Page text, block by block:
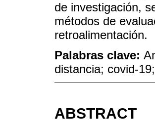
de investigación,
métodos de
retroalimentación.
Palabras clave:
distancia; covid-
ABSTRACT